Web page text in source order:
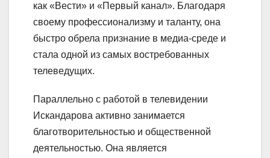
как «Вести» и «Первый канал». Благодаря
своему профессионализму и таланту, она
быстро обрела признание в медиа-среде и
стала одной из самых востребованных
телеведущих.
Параллельно с работой в телевидении
Искандарова активно занимается
благотворительностью и общественной
деятельностью. Она является